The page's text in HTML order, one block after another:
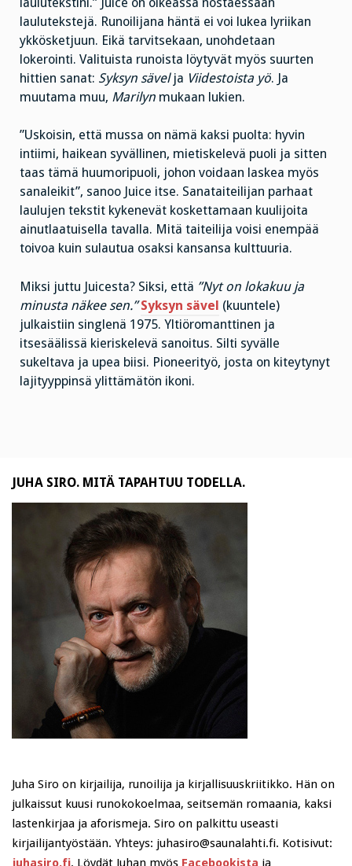
laulutekstejä. Runoilijana häntä ei voi lukea lyriikan
ykkösketjuun. Eikä tarvitsekaan, unohdetaan
lokerointi. Valituista runoista löytyvät myös suurten
hittien sanat: Syksyn sävelja Viidestoista yö. Ja
muutama muu, Marilyn mukaan lukien.
”Uskoisin, että mussa on nämä kaksi puolta: hyvin
intiimi, haikean syvällinen, mietiskelevä puoli ja sitten
taas tämä huumoripuoli, johon voidaan laskea myös
sanaleikit”, sanoo Juice itse. Sanataiteilijan parhaat
laulujen tekstit kykenevät koskettamaan kuulijoita
ainutlaatuisella tavalla. Mitä taiteilija voisi enempää
toivoa kuin sulautua osaksi kansansa kulttuuria.
Miksi juttu Juicesta? Siksi, että ”Nyt on lokakuu ja
minusta näkee sen.” Syksyn sävel (kuuntele)
julkaistiin singlenä 1975. Yltiöromanttinen ja
itsesäälissä kieriskelevä sanoitus. Silti syvälle
sukeltava ja upea biisi. Pioneerityö, josta on kiteytynyt
lajityyppinsä ylittämätön ikoni.
JUHA SIRO. MITÄ TAPAHTUU TODELLA.
Juha Siro on kirjailija, runoilija ja kirjallisuuskriitikko. Hän on
julkaissut kuusi runokokoelmaa, seitsemän romaania, kaksi
lastenkirjaa ja aforismeja. Siro on palkittu useasti
kirjailijantyöstään. Yhteys: juhasiro@saunalahti.fi. Kotisivut:
juhasiro.fi. Löydät Juhan myös Facebookista ja